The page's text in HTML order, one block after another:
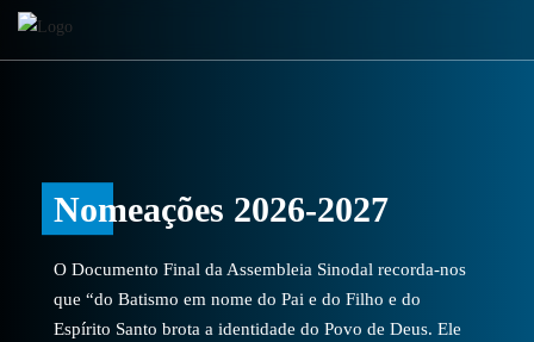
Nomeações 2026-2027
O Documento Final da Assembleia Sinodal recorda-nos
que “do Batismo em nome do Pai e do Filho e do
Espírito Santo brota a identidade do Povo de Deus. Ele